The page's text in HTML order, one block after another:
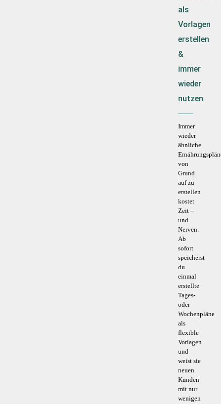
als
Vorlagen
erstellen
&
immer
wieder
nutzen
Immer
wieder
ähnliche
von
Grund
auf zu
erstellen
kostet
Zeit –
und
Nerven.
Ab
sofort
speicherst
du
einmal
erstellte
Tages-
oder
Wochenpläne
als
flexible
Vorlagen
und
weist sie
neuen
Kunden
mit nur
wenigen